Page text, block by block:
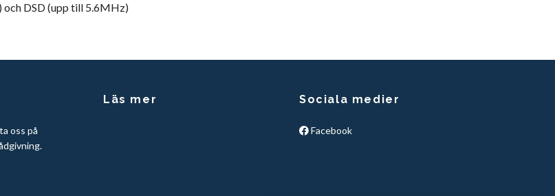
och DSD (upp till 5.6MHz)
oss på
Läs mer Sociala medier
Facebook